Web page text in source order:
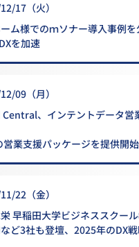
17（火）
ム様でのｍソナー導入事例を
を加速
09（月）
、インテントデータ営
営業支援パッケージを提供開始
22（金）
早稲田大学ビジネススクー
ど3社も登壇、2025年のDX戦